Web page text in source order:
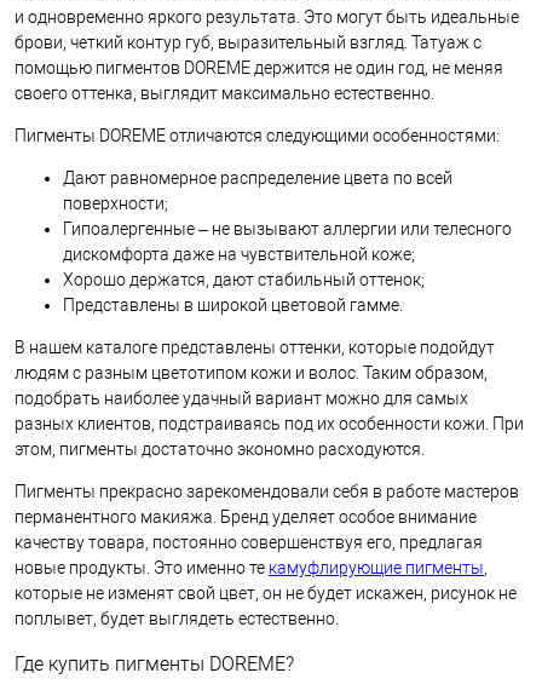
и одновременно яркого результата. Это могут быть идеальные
брови, четкий контур губ, выразительный взгляд. Татуаж с
помощью пигментов DOREME держится не один год, не меняя
своего оттенка, выглядит максимально естественно.
Пигменты DOREME отличаются следующими особенностями:
Дают равномерное распределение цвета по всей
поверхности;
Гипоалергенные – не вызывают аллергии или телесного
дискомфорта даже на чувствительной коже;
Хорошо держатся, дают стабильный оттенок;
Представлены в широкой цветовой гамме.
В нашем каталоге представлены оттенки, которые подойдут
людям с разным цветотипом кожи и волос. Таким образом,
подобрать наиболее удачный вариант можно для самых
разных клиентов, подстраиваясь под их особенности кожи. При
этом, пигменты достаточно экономно расходуются.
Пигменты прекрасно зарекомендовали себя в работе мастеров
перманентного макияжа. Бренд уделяет особое внимание
качеству товара, постоянно совершенствуя его, предлагая
новые продукты. Это именно те камуфлирующие пигменты
которые не изменят свой цвет, он не будет искажен, рисунок не
поплывет, будет выглядеть естественно.
Где купить пигменты DOREME?